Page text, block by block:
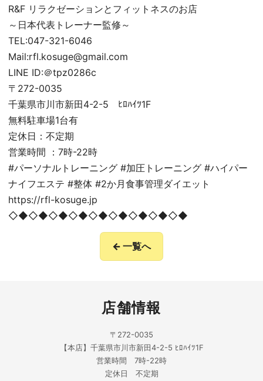
R&F リラクゼーションとフィットネスのお店
～日本代表トレーナー監修～
TEL:047-321-6046
Mail:rfl.kosuge@gmail.com
LINE ID:＠tpz0286c
〒272-0035
千葉県市川市新田4-2-5 ﾋﾛﾊｲﾂ1F
無料駐車場1台有
定休日：不定期
営業時間 ：7時-22時
#パーソナルトレーニング #加圧トレーニング #ハイパー
ナイフエステ #整体 #2か月食事管理ダイエット
https://rfl-kosuge.jp
◇◆◇◆◇◆◇◆◇◆◇◆◇◆◇◆◇◆
← 一覧へ
店舗情報
〒272-0035
【本店】千葉県市川市新田4-2-5 ﾋﾛﾊｲﾂ1F
営業時間 7時-22時
定休日 不定期